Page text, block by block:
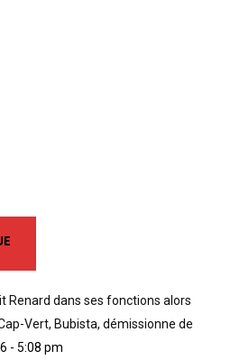
Renard dans ses fonctions alors
Vert, Bubista, démissionne de
- 5:08 pm